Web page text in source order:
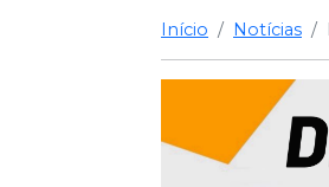
Início Notícias